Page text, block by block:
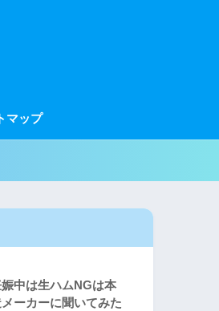
マップ
中は生ハムNGは本
ーカーに聞いてみた